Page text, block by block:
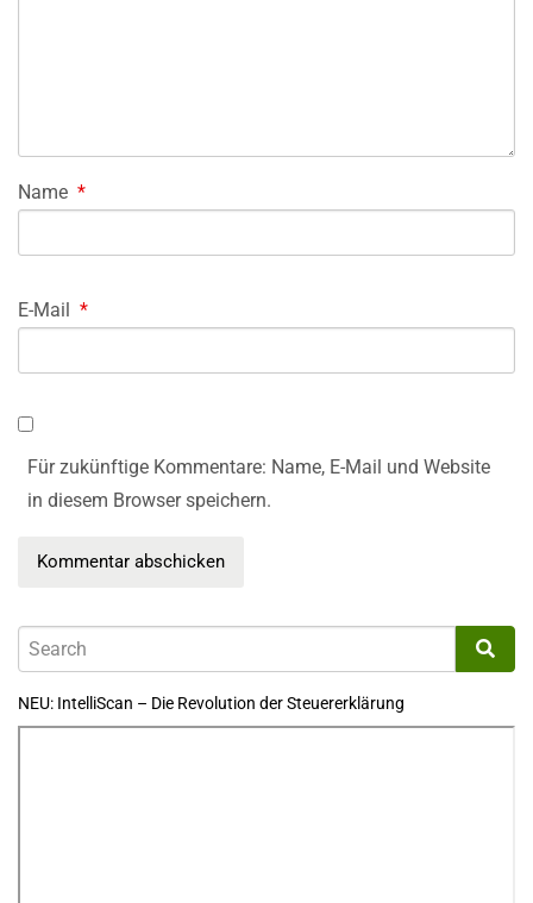
Name *
E-Mail *
Für zukünftige Kommentare: Name, E-Mail und Website
in diesem Browser speichern.
NEU: IntelliScan – Die Revolution der Steuererklärung